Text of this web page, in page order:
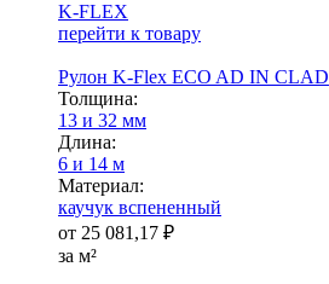
K-FLEX
перейти к товару
Рулон K-Flex ECO AD IN CLAD
Тол­щи­на:
13 и 32 мм
Длина:
6 и 14 м
Ма­­те­­ри­­ал:
каучук вспененный
от 25 081,17 ₽
за м²